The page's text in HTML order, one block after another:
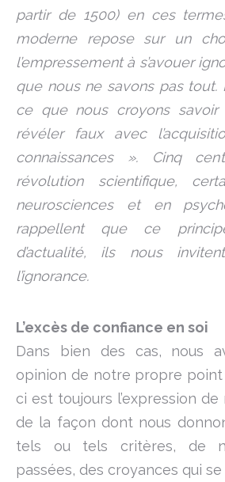
partir de 1500) en ces
moderne repose sur un
l’empressement à s’avouer
que nous ne savons pas
ce que nous croyons
révéler faux avec
connaissances ». Cinq
révolution scientifique,
neurosciences et en
rappellent que ce
d’actualité, ils nous
l’ignorance.
L’excès de confiance en soi
Dans bien des cas, nous
opinion de notre propre point
ci est toujours l’expression
de la façon dont nous
tels ou tels critères, de
passées, des croyances qui